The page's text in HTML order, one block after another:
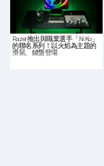
Razer推出與職業選手「NiKo」
的聯名系列！以火焰為主題的
滑鼠、鍵盤登場